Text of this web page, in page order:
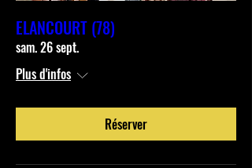
ELANCOURT (78)
sam. 26 sept.
Plus d'infos
Réserver